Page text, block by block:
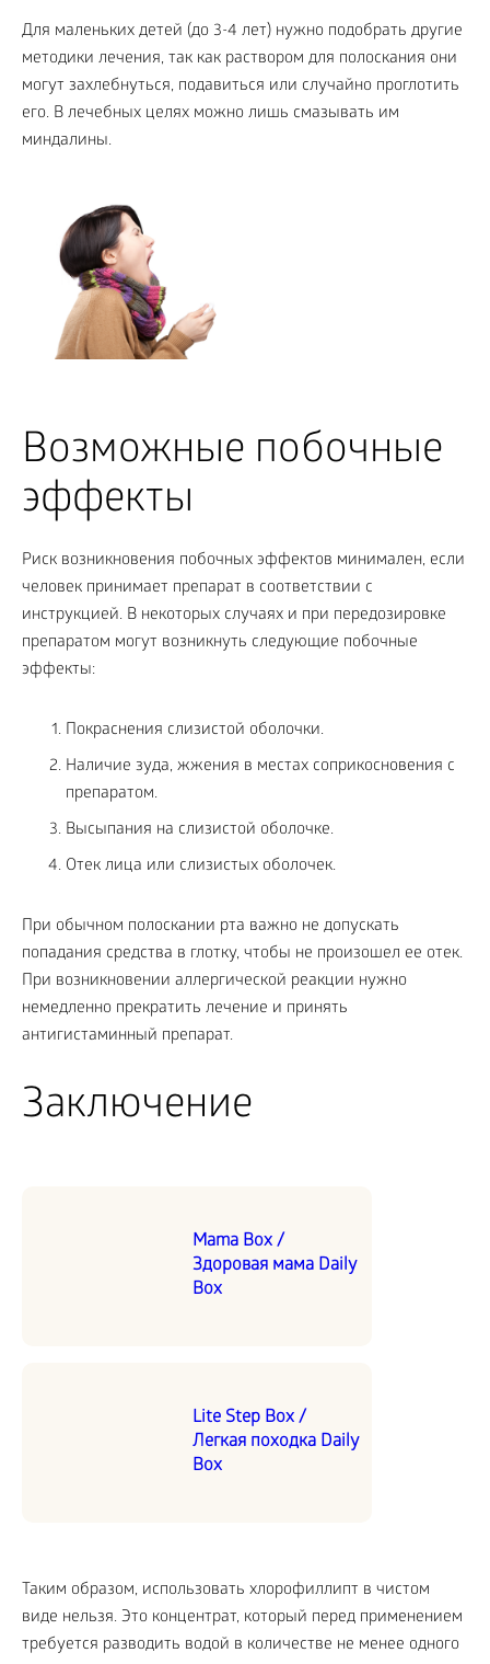
Для маленьких детей (до 3-4 лет) нужно подобрать другие
методики лечения, так как раствором для полоскания они
могут захлебнуться, подавиться или случайно проглотить
его. В лечебных целях можно лишь смазывать им
миндалины.
Возможные побочные
эффекты
Риск возникновения побочных эффектов минимален, если
человек принимает препарат в соответствии с
инструкцией. В некоторых случаях и при передозировке
препаратом могут возникнуть следующие побочные
эффекты:
Покраснения слизистой оболочки.
Наличие зуда, жжения в местах соприкосновения с
препаратом.
Высыпания на слизистой оболочке.
Отек лица или слизистых оболочек.
При обычном полоскании рта важно не допускать
попадания средства в глотку, чтобы не произошел ее отек.
При возникновении аллергической реакции нужно
немедленно прекратить лечение и принять
антигистаминный препарат.
Заключение
Mama Box /
Здоровая мама Daily
Box
Lite Step Box /
Легкая походка Daily
Box
Таким образом, использовать хлорофиллипт в чистом
виде нельзя. Это концентрат, который перед применением
требуется разводить водой в количестве не менее одного